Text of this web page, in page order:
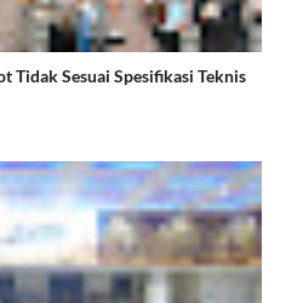
Tidak Sesuai Spesifikasi Teknis